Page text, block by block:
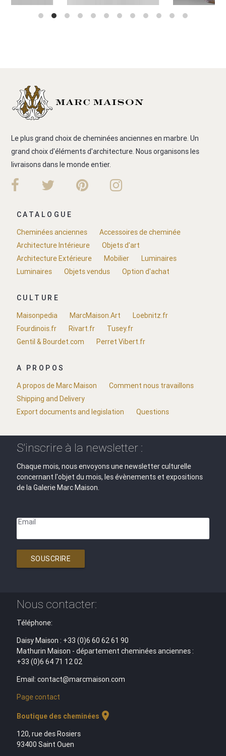
Le plus grand choix de cheminées anciennes en marbre. Un
grand choix d'éléments d'architecture. Nous organisons les
livraisons dans le monde entier.
CATALOGUE
Cheminées anciennes
Accessoires de cheminée
Architecture Intérieure
Objets d'art
Architecture Extérieure
Mobilier
Luminaires
Luminaires
Objets vendus Option d'achat
CULTURE
Maisonpedia
MarcMaison.Art
Loebnitz.fr
Fourdinois.fr
Rivart.fr
Tusey.fr
Gentil & Bourdet.com
Perret Vibert.fr
A PROPOS
A propos de Marc Maison
Comment nous travaillons
Shipping and Delivery
Export documents and legislation
Questions
S'inscrire à la newsletter :
Chaque mois, nous envoyons une newsletter culturelle
concernant l'objet du mois, les évènements et expositions
de la Galerie Marc Maison.
Email
SOUSCRIRE
Nous contacter:
Téléphone:
Daisy Maison : +33 (0)6 60 62 61 90
Mathurin Maison - département cheminées anciennes :
+33 (0)6 64 71 12 02
Email: contact@marcmaison.com
Page contact
Boutique des cheminées location_on
120, rue des Rosiers
93400 Saint Ouen